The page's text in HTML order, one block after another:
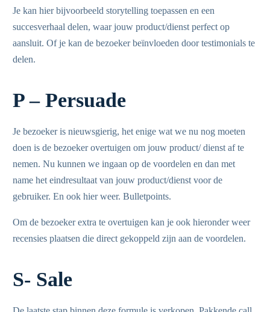
Je kan hier bijvoorbeeld storytelling toepassen en een
succesverhaal delen, waar jouw product/dienst perfect op
aansluit. Of je kan de bezoeker beïnvloeden door testimonials te
delen.
P – Persuade
Je bezoeker is nieuwsgierig, het enige wat we nu nog moeten
doen is de bezoeker overtuigen om jouw product/ dienst af te
nemen. Nu kunnen we ingaan op de voordelen en dan met
name het eindresultaat van jouw product/dienst voor de
gebruiker. En ook hier weer. Bulletpoints.
Om de bezoeker extra te overtuigen kan je ook hieronder weer
recensies plaatsen die direct gekoppeld zijn aan de voordelen.
S- Sale